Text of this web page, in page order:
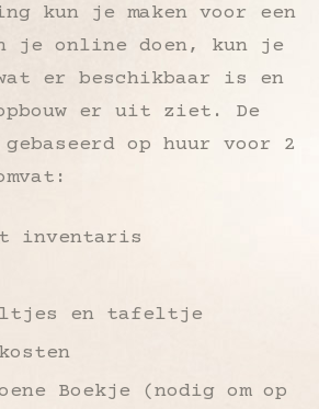
kun je maken voor een
je online doen, kun je
er beschikbaar is en
er uit ziet. De
op huur voor 2
inventaris
en tafeltje
Boekje (nodig om op